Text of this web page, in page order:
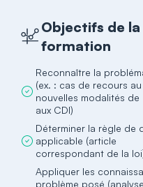
Objectifs de la
formation
Reconnaître la
(ex. : cas de recours
nouvelles modalités
aux CDI)
Déterminer la règle de
applicable (article
correspondant de la
Appliquer les
problème posé